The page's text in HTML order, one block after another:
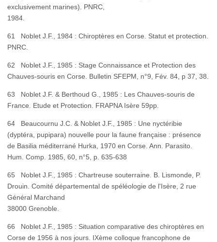
exclusivement marines). PNRC,
1984.
61 Noblet J.F., 1984 : Chiroptères en Corse. Statut et protection.
PNRC.
62 Noblet J.F., 1985 : Stage Connaissance et Protection des
Chauves-souris en Corse. Bulletin SFEPM, n°9, Fév. 84, p 37, 38.
63 Noblet J.F. & Berthoud G., 1985 : Les Chauves-souris de
France. Etude et Protection. FRAPNA Isère 59pp.
64 Beaucournu J.C. & Noblet J.F., 1985 : Une nyctéribie
(dyptéra, pupipara) nouvelle pour la faune française : présence
de Basilia méditerrané Hurka, 1970 en Corse. Ann. Parasito.
Hum. Comp. 1985, 60, n°5, p. 635-638
65 Noblet J.F., 1985 : Chartreuse souterraine. B. Lismonde, P.
Drouin. Comité départemental de spéléologie de l'Isère, 2 rue
Général Marchand
38000 Grenoble.
66 Noblet J.F., 1985 : Situation comparative des chiroptères en
Corse de 1956 à nos jours. IXème colloque francophone de